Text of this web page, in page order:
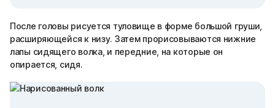
После головы рисуется туловище в форме большой груши,
расширяющейся к низу. Затем прорисовываются нижние
лапы сидящего волка, и передние, на которые он
опирается, сидя.